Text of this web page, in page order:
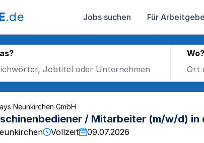
.de Jobs suchen Für
Wo?
Neunkirchen GmbH
/ Mitarbeiter (m/w/d) in
Vollzeit 09.07.2026